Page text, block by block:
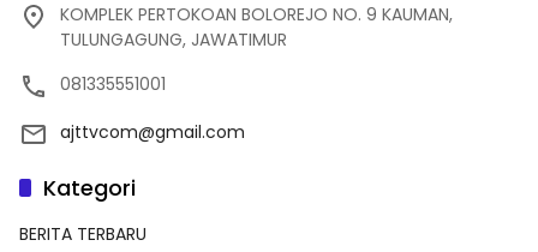
KOMPLEK PERTOKOAN BOLOREJO NO. 9 KAUMAN,
TULUNGAGUNG, JAWATIMUR
081335551001
ajttvcom@gmail.com
Kategori
BERITA TERBARU